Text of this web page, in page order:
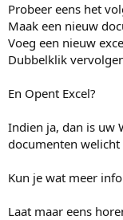
Probeer eens het
Maak een nieuw
Voeg een nieuw
Dubbelklik
En Opent Excel?
Indien ja, dan is uw
documenten
Kun je wat meer
Laat maar eens